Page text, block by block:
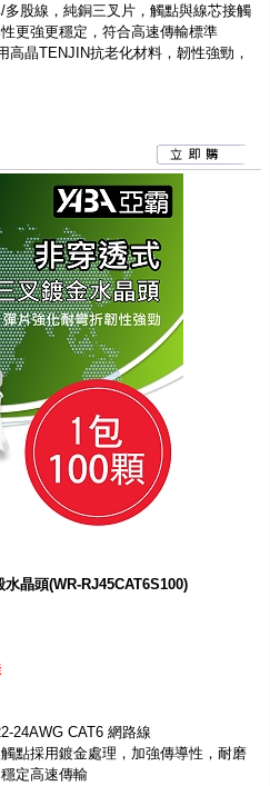
股線，純銅三叉片，觸點與線芯接觸
更強更穩定，符合高速傳輸標準
高晶TENJIN抗老化材料，韌性強勁，
晶頭(WR-RJ45CAT6S100)
24AWG CAT6 網路線
點採用鍍金處理，加強傳導性，耐磨
定高速傳輸